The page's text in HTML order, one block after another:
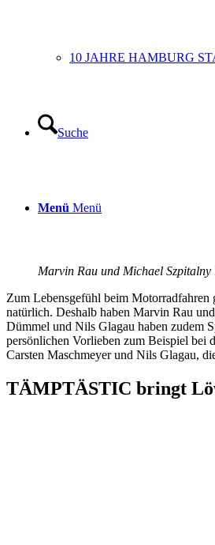
10 JAHRE HAMBURG
Suche
Menü Menü
Marvin Rau und Michael
Zum Lebensgefühl beim Motorradfahren
natürlich. Deshalb haben Marvin Rau
Dümmel und Nils Glagau haben zudem
persönlichen Vorlieben zum Beispiel bei
Carsten Maschmeyer und Nils Glagau,
TÄMPTÄSTIC bringt